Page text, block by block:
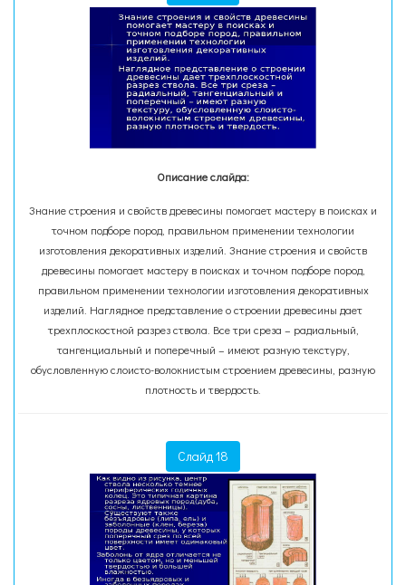
Описание слайда:
Знание строения и свойств древесины помогает мастеру в поисках и
точном подборе пород, правильном применении технологии
изготовления декоративных изделий. Знание строения и свойств
древесины помогает мастеру в поисках и точном подборе пород,
правильном применении технологии изготовления декоративных
изделий. Наглядное представление о строении древесины дает
трехплоскостной разрез ствола. Все три среза – радиальный,
тангенциальный и поперечный – имеют разную текстуру,
обусловленную слоисто-волокнистым строением древесины, разную
плотность и твердость.
Слайд 18